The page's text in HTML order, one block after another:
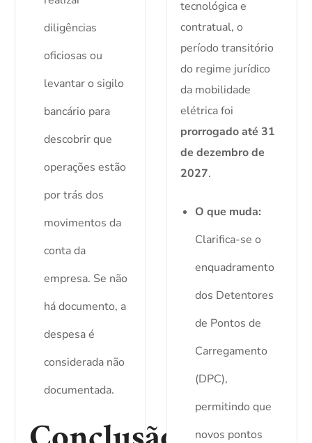
diligências
oficiosas ou
levantar o sigilo
bancário para
descobrir que
operações estão
por trás dos
movimentos da
conta da
empresa. Se não
há documento, a
despesa é
considerada não
documentada.
tecnológica e
contratual, o
período transitório
do regime jurídico
da mobilidade
elétrica foi
prorrogado até 31
de dezembro de
2027.
O que muda:
Clarifica-se o
enquadramento
dos Detentores
de Pontos de
Carregamento
(DPC),
permitindo que
novos pontos